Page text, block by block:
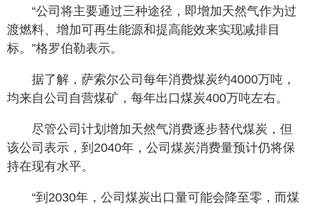
“公司将主要通过三种途径，即增加天然气作为过
渡燃料、增加可再生能源和提高能效来实现减排目
标。”格罗伯勒表示。
据了解，萨索尔公司每年消费煤炭约4000万吨，
均来自公司自营煤矿，每年出口煤炭400万吨左右。
尽管公司计划增加天然气消费逐步替代煤炭，但
该公司表示，到2040年，公司煤炭消费量预计仍将保
持在现有水平。
“到2030年，公司煤炭出口量可能会降至零，而煤